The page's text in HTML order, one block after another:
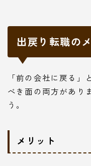
出戻り転職の
「前の会社に戻る
べき面の両方があり
う。
メリット